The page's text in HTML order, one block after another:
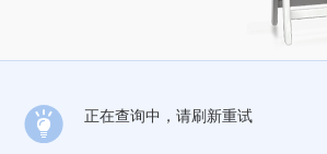
正在查询中，请刷新重试